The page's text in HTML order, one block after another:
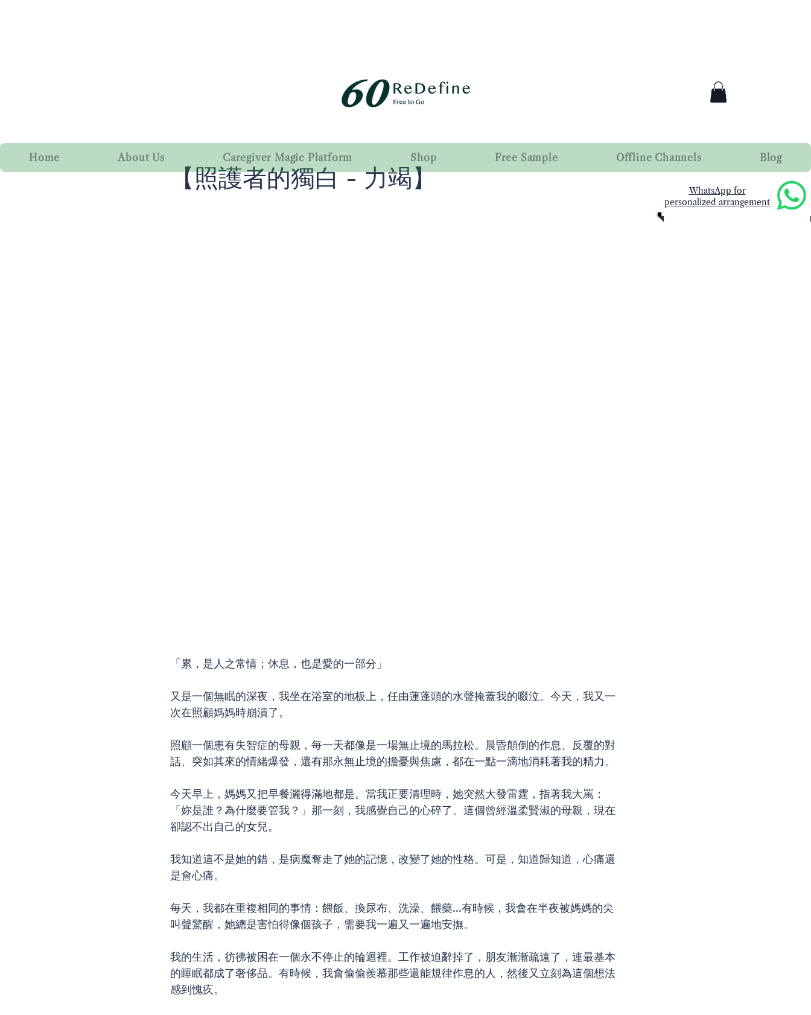
【照護者的獨白 - 力竭】
「累，是人之常情；休息，也是愛的一部分」
又是一個無眠的深夜，我坐在浴室的地板上，任由蓮蓬頭的水聲掩蓋我的啜泣。今天，我又一
次在照顧媽媽時崩潰了。
照顧一個患有失智症的母親，每一天都像是一場無止境的馬拉松。晨昏顛倒的作息、反覆的對
話、突如其來的情緒爆發，還有那永無止境的擔憂與焦慮，都在一點一滴地消耗著我的精力。
今天早上，媽媽又把早餐灑得滿地都是。當我正要清理時，她突然大發雷霆，指著我大罵：
「妳是誰？為什麼要管我？」那一刻，我感覺自己的心碎了。這個曾經溫柔賢淑的母親，現在
卻認不出自己的女兒。
我知道這不是她的錯，是病魔奪走了她的記憶，改變了她的性格。可是，知道歸知道，心痛還
是會心痛。
每天，我都在重複相同的事情：餵飯、換尿布、洗澡、餵藥...有時候，我會在半夜被媽媽的尖
叫聲驚醒，她總是害怕得像個孩子，需要我一遍又一遍地安撫。
我的生活，彷彿被困在一個永不停止的輪迴裡。工作被迫辭掉了，朋友漸漸疏遠了，連最基本
的睡眠都成了奢侈品。有時候，我會偷偷羨慕那些還能規律作息的人，然後又立刻為這個想法
感到愧疚。
​WhatsApp for
personalized arrangement
Home About Us Caregiver Magic Platform Shop Free Sample Offline Channels Blog